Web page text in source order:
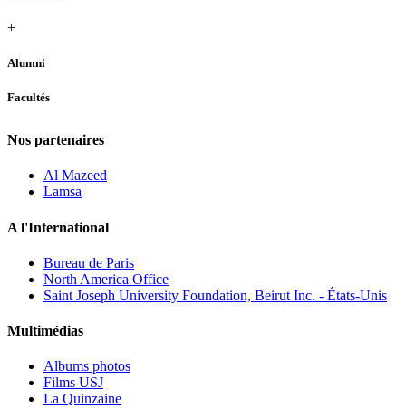
+
Alumni
Facultés
Nos partenaires
Al Mazeed
Lamsa
A l'International
Bureau de Paris
North America Office
Saint Joseph University Foundation, Beirut Inc. - États-Unis
Multimédias
Albums photos
Films USJ
La Quinzaine